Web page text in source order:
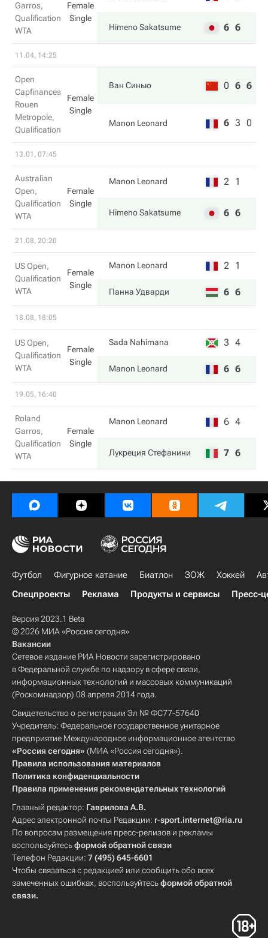
Garros,
Qualification
WTA
Female
Single
Himeno Sakatsume 6 6
11.04, 14:25
Open
Capfinances
Rouen
Metropole,
Qualification
Female
Single
Ван Синью 0 6 6
Manon Leonard 6 3 0
13.01, 07:45
Australian
Open,
Qualification
WTA
Female
Single
Manon Leonard 2 1
Himeno Sakatsume 6 6
21.08, 20:20
US Open,
Qualification
WTA
Female
Single
Manon Leonard 2 1
Панна Удварди 6 6
18.08, 18:05
US Open,
Qualification
WTA
Female
Single
Sada Nahimana 3 4
Manon Leonard 6 6
19.05, 16:40
Roland
Garros,
Qualification
WTA
Female
Single
Manon Leonard 6 4
Лукреция Стефанини 7 6
Футбол Фигурное катание Биатлон ЗОЖ Хоккей
Спецпроекты
Реклама Продукты и сервисы Пресс-
Версия 2023.1 Beta
© 2026 МИА «Россия сегодня»
Вакансии
Сетевое издание РИА Новости зарегистрировано
в Федеральной службе по надзору в сфере связи,
информационных технологий и массовых коммуникаций
(Роскомнадзор) 08 апреля 2014 года.
Свидетельство о регистрации Эл № ФС77-57640
Учредитель: Федеральное государственное унитарное
предприятие Международное информационное агентство
«Россия сегодня» (МИА «Россия сегодня»).
Правила использования материалов
Политика конфиденциальности
Правила применения рекомендательных технологий
Главный редактор: Гаврилова А.В.
Адрес электронной почты Редакции: r-sport.internet@ria.ru
По вопросам размещения пресс-релизов и рекламы
воспользуйтесьформой обратной связи
Телефон Редакции: 7 (495) 645-6601
Чтобы связаться с редакцией или сообщить обо всех
замеченных ошибках, воспользуйтесьформой обратной
связи.